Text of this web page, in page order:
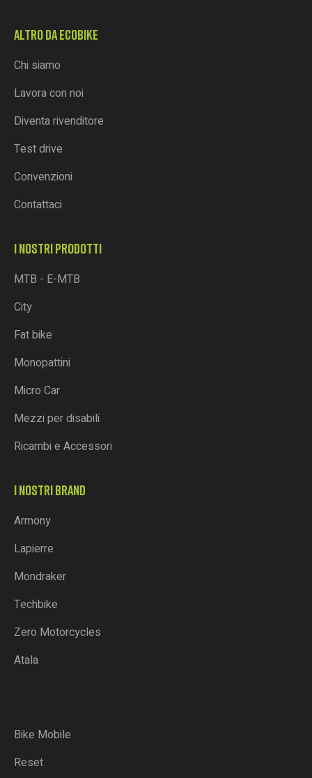
ALTRO DA ECOBIKE
Chi siamo
Lavora con noi
Diventa rivenditore
Test drive
Convenzioni
Contattaci
I NOSTRI PRODOTTI
MTB - E-MTB
City
Fat bike
Monopattini
Micro Car
Mezzi per disabili
Ricambi e Accessori
I NOSTRI BRAND
Armony
Lapierre
Mondraker
Techbike
Zero Motorcycles
Atala
Bike Mobile
Reset